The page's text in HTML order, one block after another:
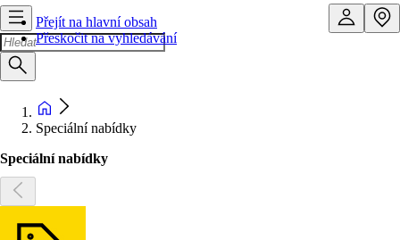
Přejít na hlavní obsah
Přeskočit na vyhledávání
Speciální nabídky
Speciální nabídky